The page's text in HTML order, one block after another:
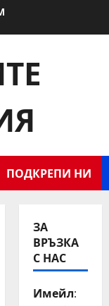
ПОДКРЕПИ НИ
ЗА
ВРЪЗКА
С НАС
Имейл: